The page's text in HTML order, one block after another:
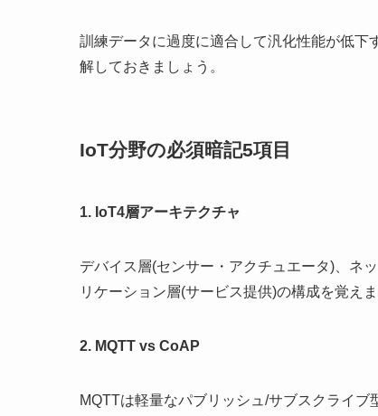
訓練データに過度に適合して汎化性能が低
解しておきましょう。
IoT分野の必須暗記5項目
1. IoT4層アーキテクチャ
デバイス層(センサー・アクチュエータ)、ネ
リケーション層(サービス提供)の構成を覚えま
2. MQTT vs CoAP
MQTTは軽量なパブリッシュ/サブスクライ